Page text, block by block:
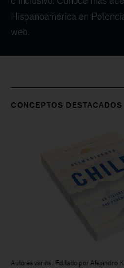
Hispanoamérica en
web.
CONCEPTOS DESTACADOS
Autores varios l Editado por Alejandro